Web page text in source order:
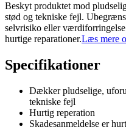
Beskyt produktet mod
stød og tekniske fejl.
selvrisiko eller
hurtige reparationer.Læs mere
Specifikationer
Dækker pludselige,
tekniske fejl
Hurtig reperation
Skadesanmeldelse er